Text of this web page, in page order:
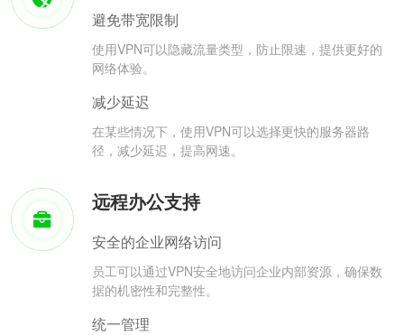
避免带宽限制
使用VPN可以隐藏流量类型，防止限速，提供更好的
网络体验。
减少延迟
在某些情况下，使用VPN可以选择更快的服务器路
径，减少延迟，提高网速。
远程办公支持
安全的企业网络访问
员工可以通过VPN安全地访问企业内部资源，确保数
据的机密性和完整性。
统一管理